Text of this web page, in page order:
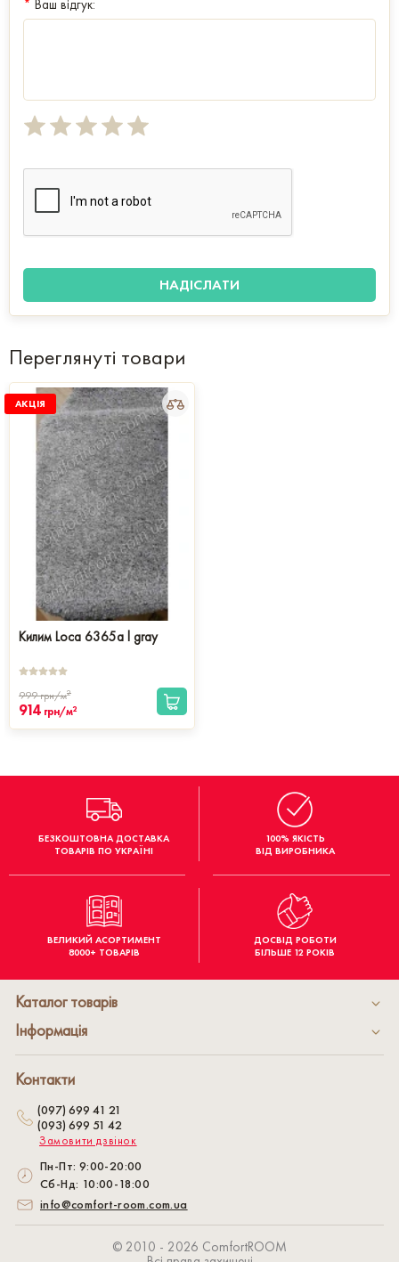
* Ваш відгук:
Переглянуті товари
АКЦІЯ
Килим Loca 6365a l gray
999грн/м2
914 грн/м2
БЕЗКОШТОВНА ДОСТАВКА
ТОВАРІВ ПО УКРАЇНІ
100% ЯКІСТЬ
ВІД ВИРОБНИКА
ВЕЛИКИЙ АСОРТИМЕНТ
8000+ ТОВАРІВ
ДОСВІД РОБОТИ
БІЛЬШЕ 12 РОКІВ
© 2010 - 2026 СomfortROOM
Каталог товарів
Інформація
Контакти
(097) 699 41 21
(093) 699 51 42
Замовити дзвінок
Пн-Пт: 9:00-20:00
Сб-Нд: 10:00-18:00
info@comfort-room.com.ua